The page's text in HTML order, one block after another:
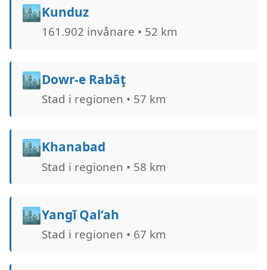
🏙️Kunduz
161.902 invånare • 52 km
🏙️Dowr-e Rabāţ
Stad i regionen • 57 km
🏙️Khanabad
Stad i regionen • 58 km
🏙️Yangī Qal‘ah
Stad i regionen • 67 km